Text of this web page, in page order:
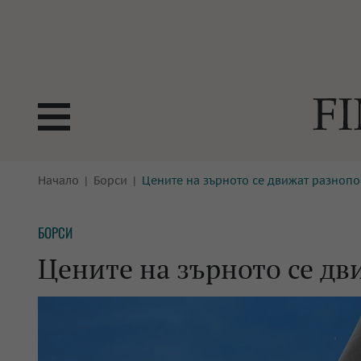
БОРСИ
КРИПТО
БАНКИ
ПАРИТЕ
ИМОТИ
Начало Борси Цените на зърното се движат
БОРСИ
Цените на зърното се